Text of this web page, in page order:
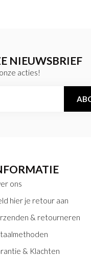
NIEUWSBRIEF
acties!
ons
hier je retour aan
& retourneren
& Klachten